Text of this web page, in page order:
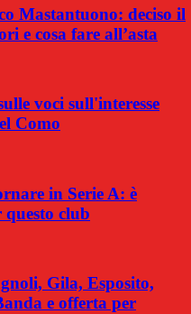
Mastantuono: deciso il
e cosa fare all’asta
voci sull'interesse
Como
in Serie A: è
club
Gila, Esposito,
e offerta per